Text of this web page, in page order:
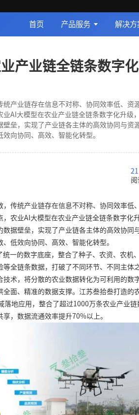
首页 产品服务 解决方
产业链全链条数字化
产业链存在信息不对称、协同效率低、资
AI大模型在农业产业链全链条数字化升级，
垒，实现了产业链各主体的高效协同与资
向协同、高效、智能化转型。
21
阅
传统产业链存在信息不对称、协同效率低、
农业AI大模型在农业产业链全链条数字化
据壁垒，实现了产业链各主体的高效协同
低效向协同、高效、智能化转型。
一的数字底座，整合了种子、农资、农机、
全链条数据，打破了不同环节、不同主体
术，将分散的农业数据转化为可利用的数
面、精准的数据支撑。江苏叁拾叁打造的
落地应用，整合了超过1000万条农业产业链
，数据流通效率提升70%以上。